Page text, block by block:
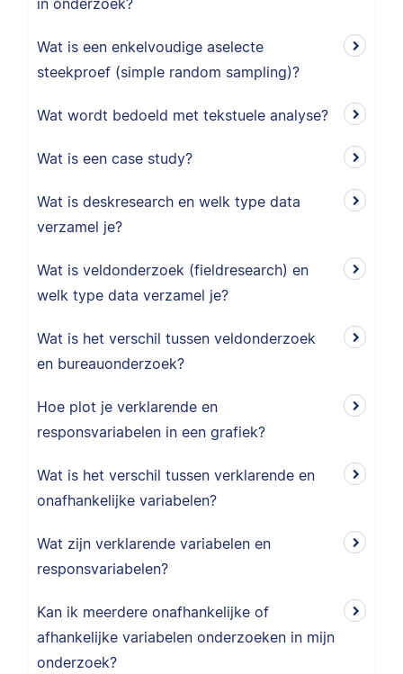
in onderzoek?
Wat is een enkelvoudige aselecte
steekproef (simple random sampling)?
Wat wordt bedoeld met tekstuele analyse?
Wat is een case study?
Wat is deskresearch en welk type data
verzamel je?
Wat is veldonderzoek (fieldresearch) en
welk type data verzamel je?
Wat is het verschil tussen veldonderzoek
en bureauonderzoek?
Hoe plot je verklarende en
responsvariabelen in een grafiek?
Wat is het verschil tussen verklarende en
onafhankelijke variabelen?
Wat zijn verklarende variabelen en
responsvariabelen?
Kan ik meerdere onafhankelijke of
afhankelijke variabelen onderzoeken in mijn
onderzoek?